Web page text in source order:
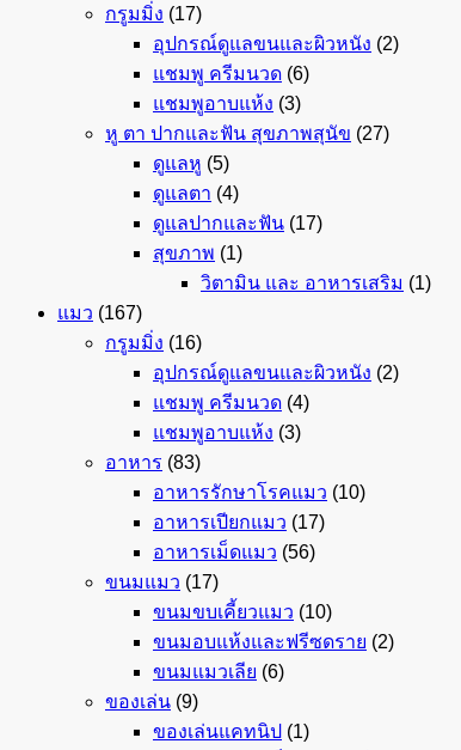
กรูมมิ่ง (17)
อุปกรณ์ดูแลขนและผิวหนัง (2)
แชมพู ครีมนวด (6)
แชมพูอาบแห้ง (3)
หู ตา ปากและฟัน สุขภาพสุนัข (27)
ดูแลหู (5)
ดูแลตา (4)
ดูแลปากและฟัน (17)
สุขภาพ (1)
วิตามิน และ อาหารเสริม (1)
แมว (167)
กรูมมิ่ง (16)
อุปกรณ์ดูแลขนและผิวหนัง (2)
แชมพู ครีมนวด (4)
แชมพูอาบแห้ง (3)
อาหาร (83)
อาหารรักษาโรคแมว (10)
อาหารเปียกแมว (17)
อาหารเม็ดแมว (56)
ขนมแมว (17)
ขนมขบเคี้ยวแมว (10)
ขนมอบแห้งและฟรีซดราย (2)
ขนมแมวเลีย (6)
ของเล่น (9)
ของเล่นแคทนิป (1)